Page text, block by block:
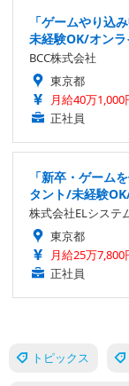
「ゲームやり込
未経験OK/オン
BCC株式会社
東京都
月給40万
正社員
「新卒・ゲーム
タント/未経験
株式会社ELシステ
東京都
月給25万
正社員
トピックス